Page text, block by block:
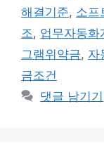
리
그
해결기준, 소프
조, 업무자동화
그램위약금, 자
금조건
댓글 남기기